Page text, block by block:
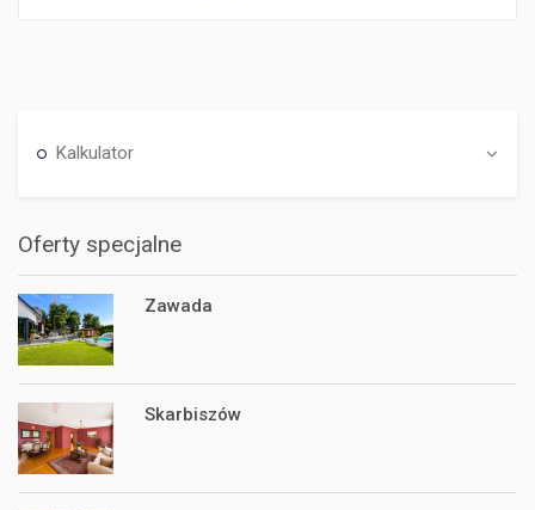
Kalkulator
Oferty specjalne
Zawada
Skarbiszów